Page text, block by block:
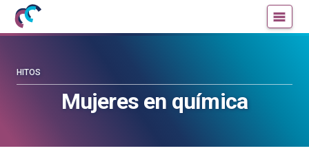
Mujeres
con
blog
Mujeres en química
HITOS